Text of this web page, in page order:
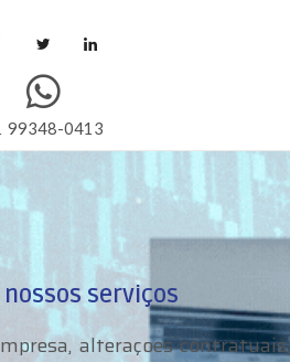
99348-0413
nossos serviços
alteraçoes contratuais,